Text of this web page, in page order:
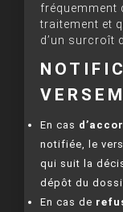
fréquemment
traitement et
d’un surcroît
En cas
notifiée, le
qui suit la
dépôt du
En cas de